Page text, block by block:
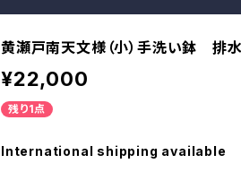
黄瀬戸南天文様（小）手洗い鉢 排
¥22,000
残り1点
International shipping available